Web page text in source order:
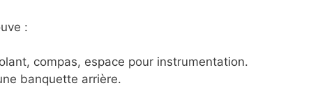
:
compas, espace pour instrumentation.
banquette arrière.